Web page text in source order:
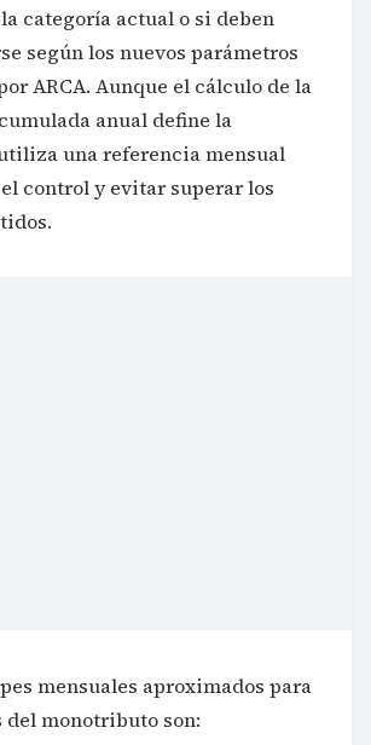
categoría actual o si deben
según los nuevos parámetros
ARCA. Aunque el cálculo de la
anual define la
una referencia mensual
control y evitar superar los
mensuales aproximados para
del monotributo son: